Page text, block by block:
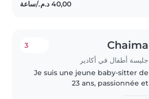
Chaima
جليسة أطفال في أكادير
3
Je suis une jeune baby-sitter de
23 ans, passionnée et